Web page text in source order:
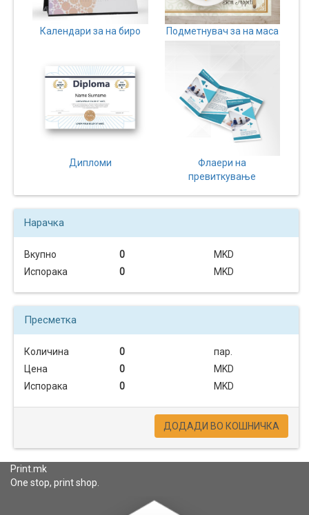
Кошничка
Помош
Контакт
Регистрација
СПЕЦИЈАЛНИ
ПОНУДИ
ТЕКСТИЛ
ПОДАРОЦИ
МАЛ
ФОРМАТ
Календари за на биро Подметнувач за на маса
Дипломи
Флаери на
превиткување
Нарачка
Вкупно 0
MKD
Испорака
0 MKD
Пресметка
Количина 0
пар.
Цена
0
MKD
Испорака
0 MKD
ДОДАДИ ВО КОШНИЧКА
Print.mk
One stop, print shop.